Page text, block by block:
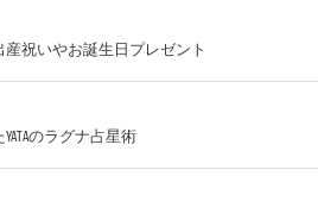
祝いやお誕生日プレゼント
のラグナ占星術